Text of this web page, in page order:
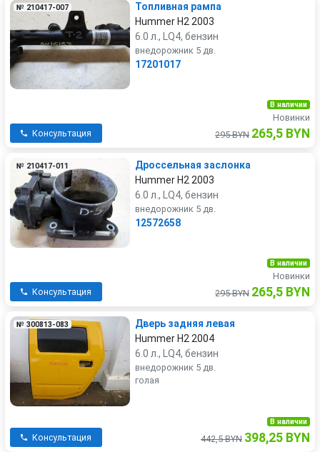
№ 210417-007
Топливная рампа
Hummer H2 2003
6.0 л., LQ4, бензин
внедорожник 5 дв.
17201017
Консультация
В наличии
Новинки
295 BYN 265,5 BYN
№ 210417-011
Дроссельная заслонка
Hummer H2 2003
6.0 л., LQ4, бензин
внедорожник 5 дв.
12572658
Консультация
В наличии
Новинки
295 BYN 265,5 BYN
№ 300813-083
Дверь задняя левая
Hummer H2 2004
6.0 л., LQ4, бензин
внедорожник 5 дв.
голая
Консультация
В наличии
442,5 BYN 398,25 BYN